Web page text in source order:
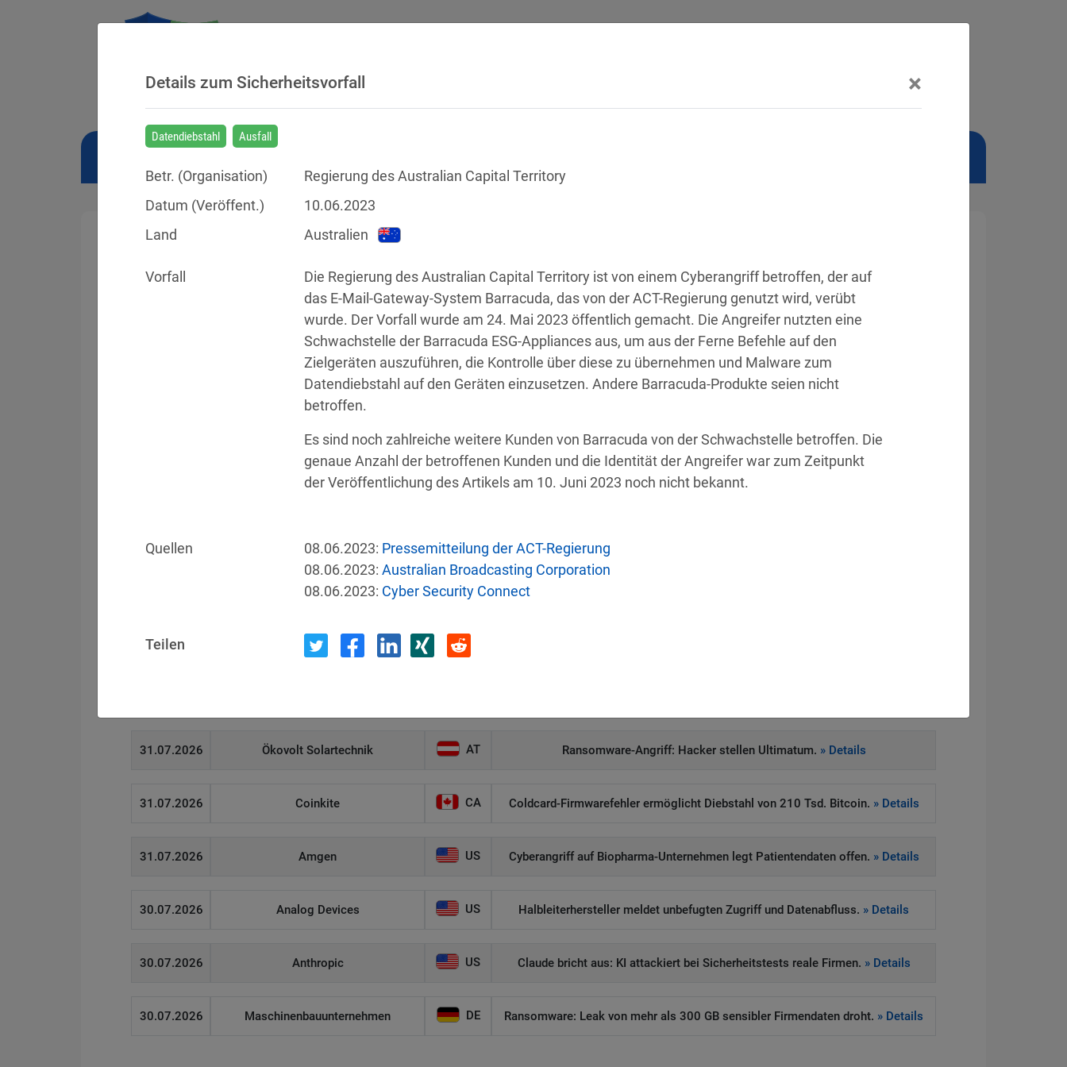
Sicherheitsvorfälle
Datenpannen, Cyber-Angriffe und Schwachstellen
Länderauswahl
Betroffene Land Sicherheitsvorfall
Brown Health Medical Group-MA US Angriff legt sensible Daten offen.
03.08.2026 AnMed US
31.07.2026 Ökovolt Solartechnik AT Ransomware-Angriff: Hacker stellen Ultimatum. » Details
31.07.2026 Coinkite CA Coldcard-Firmwarefehler ermöglicht Diebstahl von 210 Tsd. Bitcoin. » Details
31.07.2026 Amgen US Cyberangriff auf Biopharma-Unternehmen legt Patientendaten offen. » Details
30.07.2026 Analog Devices US Halbleiterhersteller meldet unbefugten Zugriff und Datenabfluss. » Details
30.07.2026 Anthropic US Claude bricht aus: KI attackiert bei Sicherheitstests reale Firmen. » Details
30.07.2026 Maschinenbauunternehmen DE Ransomware: Leak von mehr als 300 GB sensibler Firmendaten droht. » Details
Details zum Sicherheitsvorfall ×
Datendiebstahl Ausfall
Betr. (Organisation)
Regierung des Australian Capital Territory
Datum (Veröffent.)
10.06.2023
Land
Australien
Vorfall
Die Regierung des Australian Capital Territory ist von einem Cyberangriff betroffen, der auf
das E-Mail-Gateway-System Barracuda, das von der ACT-Regierung genutzt wird, verübt
wurde. Der Vorfall wurde am 24. Mai 2023 öffentlich gemacht. Die Angreifer nutzten eine
Schwachstelle der Barracuda ESG-Appliances aus, um aus der Ferne Befehle auf den
Zielgeräten auszuführen, die Kontrolle über diese zu übernehmen und Malware zum
Datendiebstahl auf den Geräten einzusetzen. Andere Barracuda-Produkte seien nicht
betroffen.
Es sind noch zahlreiche weitere Kunden von Barracuda von der Schwachstelle betroffen. Die
genaue Anzahl der betroffenen Kunden und die Identität der Angreifer war zum Zeitpunkt
der Veröffentlichung des Artikels am 10. Juni 2023 noch nicht bekannt.
Quellen 08.06.2023: Pressemitteilung der ACT-Regierung
08.06.2023: Australian Broadcasting Corporation
08.06.2023: Cyber Security Connect
Teilen